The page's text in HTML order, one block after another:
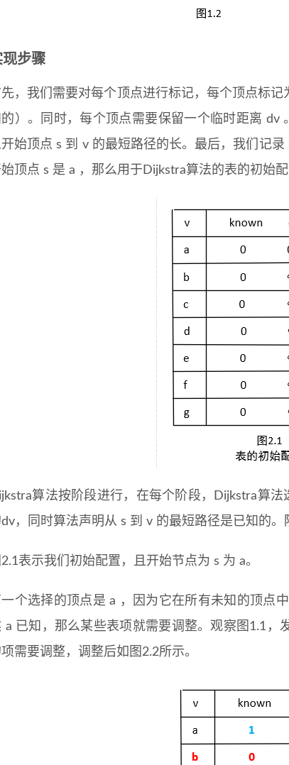
现步骤
，我们需要对每个顶点进行标记，每个顶点标
）。同时，每个顶点需要保留一个临时距离 dv
始顶点 s 到 v 的最短路径的长。最后，我们记
顶点 s 是 a ，那么用于Dijkstra算法的表的初始配
算法按阶段进行，在每个阶段，Dijkstra算
，同时算法声明从 s 到 v 的最短路径是已知的。
表示我们初始配置，且开始节点为 s 为 a。
个选择的顶点是 a ，因为它在所有未知的顶点
a 已知，那么某些表项就需要调整。观察图1.1，
需要调整，调整后如图2.2所示。